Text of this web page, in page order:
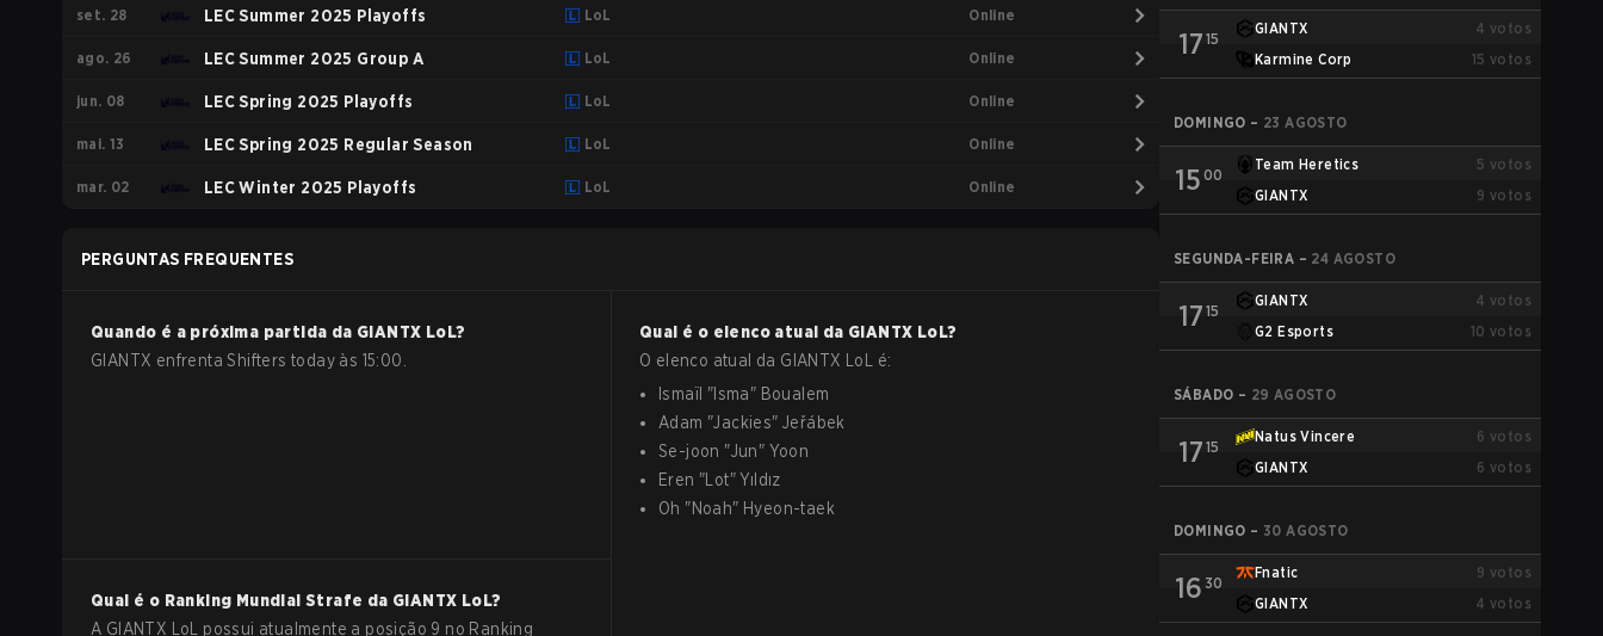
set. 28 LEC Summer 2025 Playoffs LoL Online
ago. 26 LEC Summer 2025 Group A LoL Online
jun. 08 LEC Spring 2025 Playoffs LoL Online
mai. 13 LEC Spring 2025 Regular Season LoL Online
mar. 02 LEC Winter 2025 Playoffs LoL Online
PERGUNTAS FREQUENTES
Quando é a próxima partida da GIANTX LoL?
GIANTX enfrenta Shifters today às 15:00.
Qual é o elenco atual da GIANTX LoL?
O elenco atual da GIANTX LoL
é:
Ismaïl " Isma" Boualem
Adam "Jackies"Jeřábek
Se-joon "Jun" Yoon
Eren " Lot"Yıldız
Oh "Noah" Hyeon-taek
Qual é o Ranking Mundial Strafe da GIANTX LoL?
A GIANTX LoL possui atualmente a posição 9 no Ranking
17 15
GIANTX 4 votos
Karmine Corp
15 votos
DOMINGO – 23 AGOSTO
15 00
Team Heretics 5 votos
GIANTX
9 votos
SEGUNDA-FEIRA – 24 AGOSTO
17 15
GIANTX 4 votos
G2 Esports
10 votos
SÁBADO – 29 AGOSTO
17 15
Natus Vincere 6 votos
GIANTX
6 votos
DOMINGO – 30 AGOSTO
16 30
Fnatic 9 votos
GIANTX
4 votos